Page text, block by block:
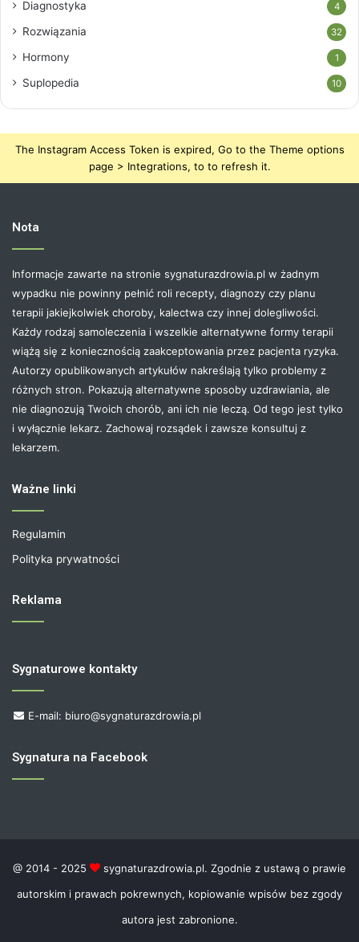
Diagnostyka 4
Rozwiązania 32
Hormony 1
Suplopedia 10
The Instagram Access Token is expired, Go to the Theme options
page > Integrations, to to refresh it.
Nota
Informacje zawarte na stronie sygnaturazdrowia.pl w żadnym
wypadku nie powinny pełnić roli recepty, diagnozy czy planu
terapii jakiejkolwiek choroby, kalectwa czy innej dolegliwości.
Każdy rodzaj samoleczenia i wszelkie alternatywne formy terapii
wiążą się z koniecznością zaakceptowania przez pacjenta ryzyka.
Autorzy opublikowanych artykułów nakreślają tylko problemy z
różnych stron. Pokazują alternatywne sposoby uzdrawiania, ale
nie diagnozują Twoich chorób, ani ich nie leczą. Od tego jest tylko
i wyłącznie lekarz. Zachowaj rozsądek i zawsze konsultuj z
lekarzem.
Ważne linki
Regulamin
Polityka prywatności
Reklama
Sygnaturowe kontakty
E-mail: biuro@sygnaturazdrowia.pl
Sygnatura na Facebook
@ 2014 - 2025
sygnaturazdrowia.pl. Zgodnie z ustawą o prawie
autorskim i prawach pokrewnych, kopiowanie wpisów bez zgody
autora jest zabronione.